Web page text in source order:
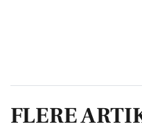
FLERE